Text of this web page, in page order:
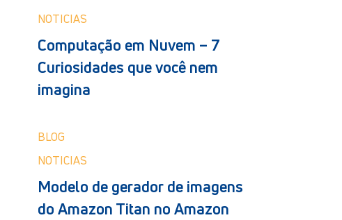
NOTICIAS
Computação em Nuvem – 7
Curiosidades que você nem
imagina
BLOG
NOTICIAS
Modelo de gerador de imagens
do Amazon Titan no Amazon